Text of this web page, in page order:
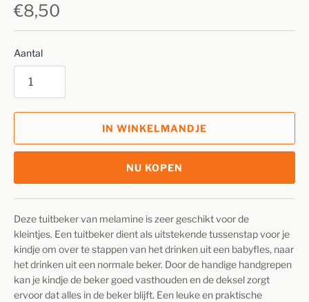
€8,50
Aantal
IN WINKELMANDJE
NU KOPEN
Deze tuitbeker van melamine is zeer geschikt voor de
kleintjes. Een tuitbeker dient als uitstekende tussenstap voor je
kindje om over te stappen van het drinken uit een babyfles, naar
het drinken uit een normale beker. Door de handige handgrepen
kan je kindje de beker goed vasthouden en de deksel zorgt
ervoor dat alles in de beker blijft. Een leuke en praktische